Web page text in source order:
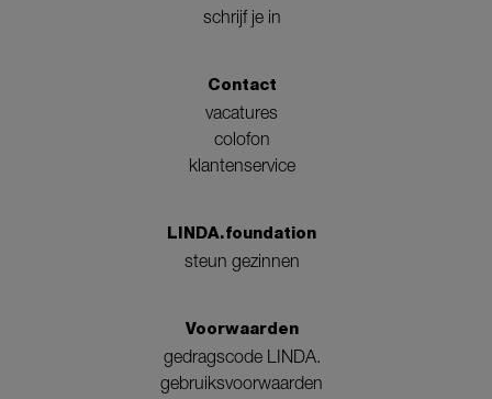
schrijf je in
Contact
vacatures
colofon
klantenservice
LINDA.foundation
steun gezinnen
Voorwaarden
gedragscode LINDA.
gebruiksvoorwaarden